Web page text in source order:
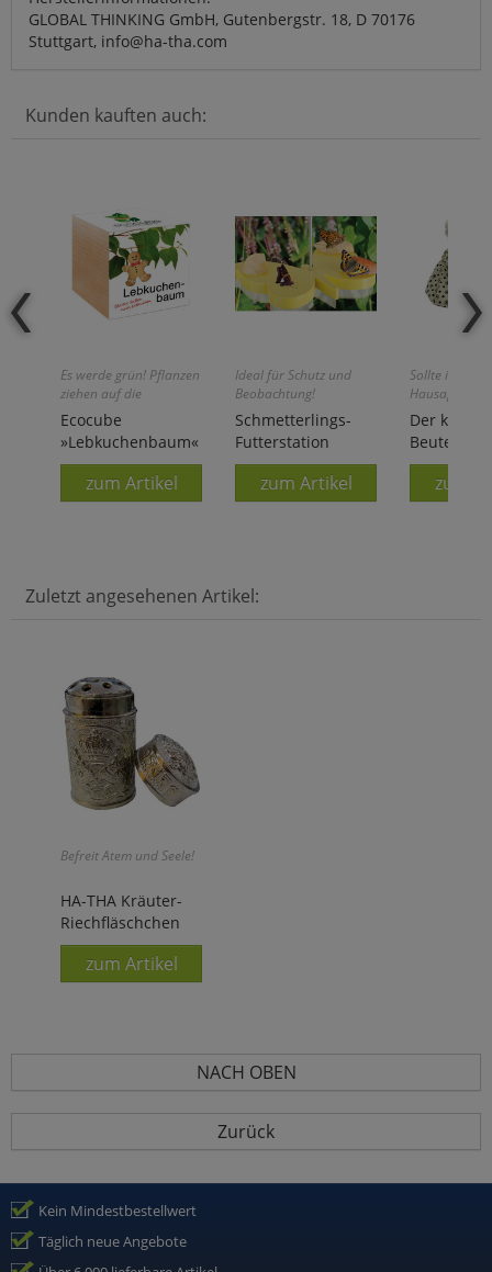
GLOBAL THINKING GmbH, Gutenbergstr. 18, D 70176
Stuttgart, info@ha-tha.com
Kunden kauften auch:
Es werde grün! Pflanzen
ziehen auf die
einfachste Art!
Ecocube
»Lebkuchenbaum«
zum Artikel
Ideal für Schutz und
Beobachtung!
Schmetterlings-
Futterstation
zum Artikel
Sollte in
Der
Beutel
zum
Zuletzt angesehenen Artikel:
Befreit Atem und Seele!
HA-THA Kräuter-
Riechfläschchen
zum Artikel
NACH OBEN
Zurück
Kein Mindestbestellwert
Täglich neue Angebote